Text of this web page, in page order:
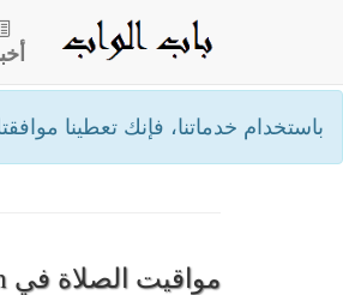
باستخدام خدماتنا، فإنك تعطينا
مواقيت الصلاة في Trabzon- تركيا